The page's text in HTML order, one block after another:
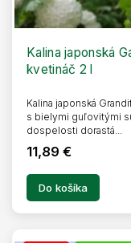
Kalina japonská
kvetináč 2 l
11,89 €
Do košíka
Kalina japonská
s bielymi guľovitými
dospelosti dorastá...